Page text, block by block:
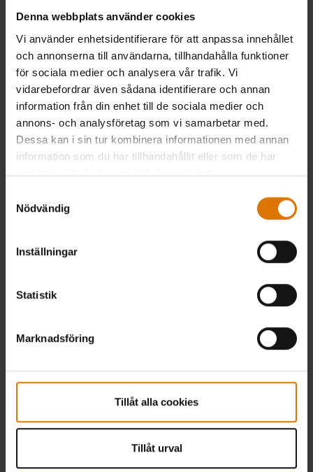
Denna webbplats använder cookies
Vi använder enhetsidentifierare för att anpassa innehållet
och annonserna till användarna, tillhandahålla funktioner
för sociala medier och analysera vår trafik. Vi
vidarebefordrar även sådana identifierare och annan
information från din enhet till de sociala medier och
annons- och analysföretag som vi samarbetar med.
Dessa kan i sin tur kombinera informationen med annan
information som du har tillhandahållit eller som de har
samlat in när du har använt deras tjänster.
Nödvändig
Inställningar
Statistik
Marknadsföring
Tillåt alla cookies
Tillåt urval